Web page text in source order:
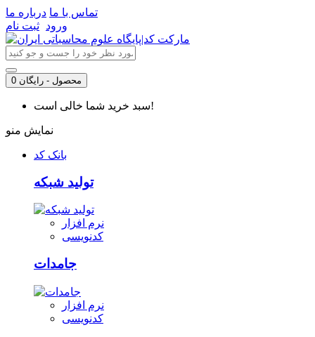
تماس با ما درباره ما
ورود ثبت نام
0 محصول - رایگان
سبد خرید شما خالی است!
نمایش منو
بانک کد
تولید شبکه
نرم افزار
کدنویسی
جامدات
نرم افزار
کدنویسی